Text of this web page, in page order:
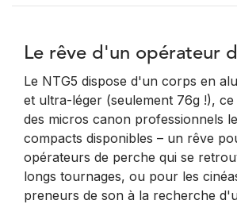
Le rêve d'un opérateur
Le NTG5 dispose d'un corps en
et ultra-léger (seulement 76g !),
des micros canon professionnels
compacts disponibles – un rêve
opérateurs de perche qui se
longs tournages, ou pour les
preneurs de son à la recherche